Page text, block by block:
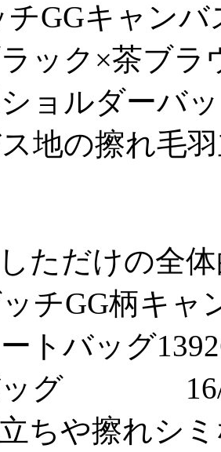
チGGキャン
ック×茶ブ
ショルダ
地の擦れ毛
ただけの全
チGG柄キ
トバッグ
ッグ 16/
ちや擦れシ